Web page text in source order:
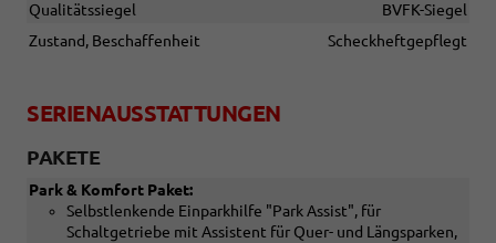
Qualitätssiegel
BVFK-Siegel
Zustand, Beschaffenheit
Scheckheftgepflegt
SERIENAUSSTATTUNGEN
PAKETE
Park & Komfort Paket:
Selbstlenkende Einparkhilfe "Park Assist", für
Schaltgetriebe mit Assistent für Quer- und Längsparken,